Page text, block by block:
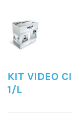
KIT VIDEO
1/L